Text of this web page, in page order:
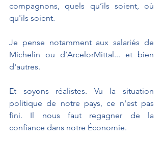
compagnons, quels qu’ils soient, où
qu'ils soient.
Je pense notamment aux salariés de
Michelin ou d’ArcelorMittal... et bien
d'autres.
Et soyons réalistes. Vu la situation
politique de notre pays, ce n'est pas
fini. Il nous faut regagner de la
confiance dans notre Économie.